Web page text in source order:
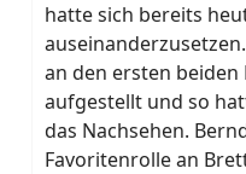
hatte sich bereits
an den ersten
aufgestellt und so
das Nachsehen.
Favoritenrolle an